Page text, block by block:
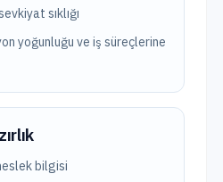
sıklığı
yoğunluğu ve iş süreçlerine
bilgisi